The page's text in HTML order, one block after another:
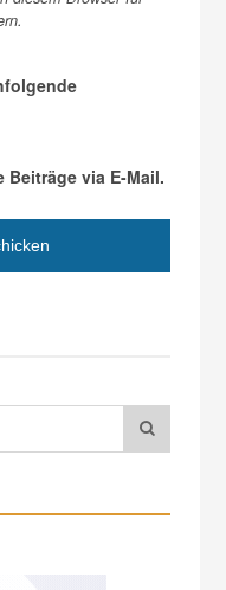
via E-Mail.